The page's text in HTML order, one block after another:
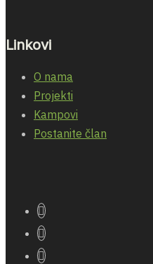
Linkovi
O nama
Projekti
Kampovi
Postanite član